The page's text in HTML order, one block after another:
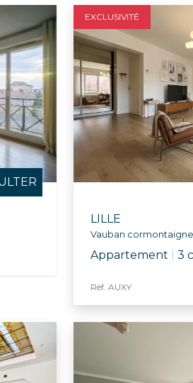
des actions
“Mon bonnet rose” pour les
verts.
la ville propose tout au
le concert pour l’école
culturelles et sportives,
l’école Jeannine-Manuel, Lille
bienveillante.
EXCLUSIVITÉ
LILLE
Vauban cormontaigne
Appartement 3
Réf. AUXY